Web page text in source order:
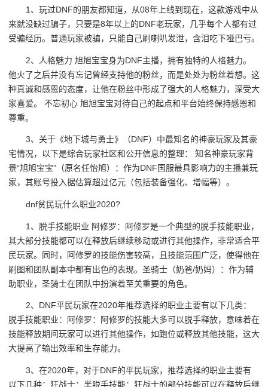
1、玩过DNF的朋友都知道，从08年上线到现在，这款游戏中从
来就没缺过骗子，只要是8年以上的DNF老玩家，几乎每个人都有过
受骗经历。普通玩家被骗，只能自己刷喇叭发泄，含泪吃下哑巴亏。
2、人格魅力 旭旭宝宝身为DNF主播，拥有独特的人格魅力。
他火了之后并没有忘记曾经支持他的粉丝，而是处处为粉丝着想。这
种真诚和感恩的态度，让他在粉丝中形成了强大的人格魅力，深受大
家喜爱。 不忘初心 旭旭宝宝对待自己的起点和平台始终保持感恩和
尊重。
3、关于《地下城与勇士》（DNF）中最知名的神豪玩家及其豪
宅情况，以下是综合玩家社区和公开信息的整理： 知名神豪玩家背
景“旭旭宝宝”（原名任怡旭）：作为DNF国服最具影响力的主播兼玩
家，其账号投入据估算超过亿元（包括装备强化、增幅等）。
dnf贫民玩什么职业2020?
1、脱手技能职业 阿修罗：阿修罗是一个典型的脱手技能职业，
其大部分技能都可以在释放后继续移动或进行其他操作，非常适合平
民玩家。同时，阿修罗的技能伤害较高，且技能范围广泛，使得他在
刷图和团队副本中都有出色的表现。圣骑士（奶爸/奶妈）：作为辅
助职业，圣骑士在团队中扮演着至关重要的角色。
2、DNF平民玩家在2020年推荐选择的职业主要有以下几类：
脱手技能职业：阿修罗：阿修罗的技能大多可以脱手释放，意味着在
技能释放期间玩家可以进行其他操作，如跑位或释放其他技能，这大
大提高了输出效率和生存能力。
3、在2020年，对于DNF的平民玩家，推荐选择的职业主要有
以下几种：狂战士：半脱手技能：狂战士的部分技能可以在释放后继